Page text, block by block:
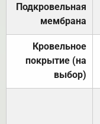
Подкровельная
мембрана
Кровельное
покрытие (на
выбор)